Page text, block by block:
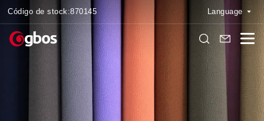
Código de stock:870145 Language